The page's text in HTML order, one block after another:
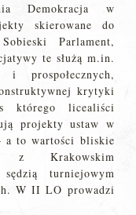
Demokracja w
skierowane do
Parlament,
te służą m.in.
i prospołecznych,
krytyki
którego licealiści
projekty ustaw w
a to wartości bliskie
z Krakowskim
turniejowym
W II LO prowadzi